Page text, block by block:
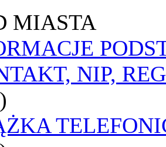
MIASTA
NIP,